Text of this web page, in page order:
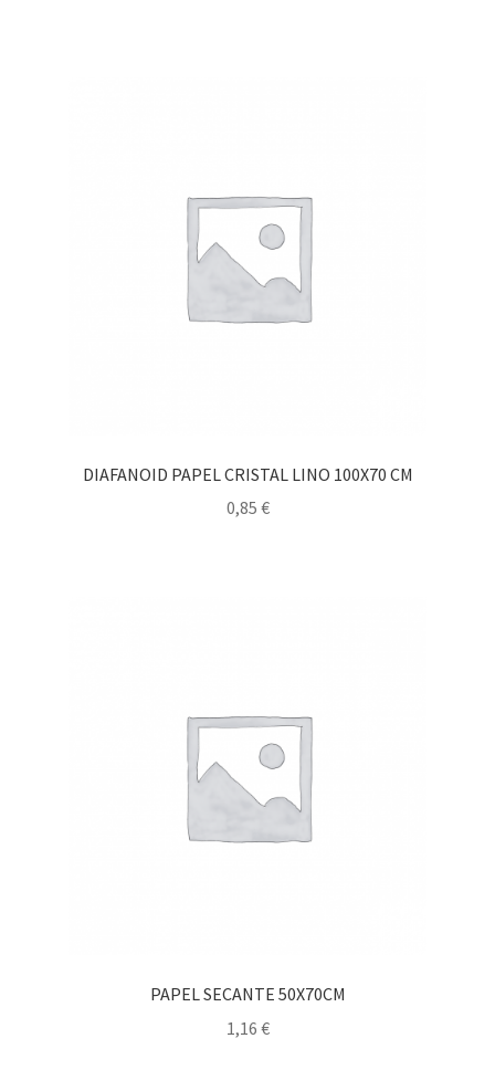
DIAFANOID PAPEL CRISTAL LINO 100X70 CM
0,85 €
PAPEL SECANTE 50X70CM
1,16 €